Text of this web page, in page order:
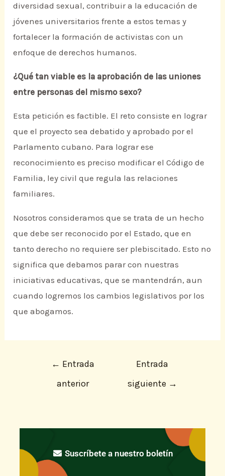
diversidad sexual, contribuir a la educación de
jóvenes universitarios frente a estos temas y
fortalecer la formación de activistas con un
enfoque de derechos humanos.
¿Qué tan viable es la aprobación de las uniones
entre personas del mismo sexo?
Esta petición es factible. El reto consiste en lograr
que el proyecto sea debatido y aprobado por el
Parlamento cubano. Para lograr ese
reconocimiento es preciso modificar el Código de
Familia, ley civil que regula las relaciones
familiares.
Nosotros consideramos que se trata de un hecho
que debe ser reconocido por el Estado, que en
tanto derecho no requiere ser plebiscitado. Esto no
significa que debamos parar con nuestras
iniciativas educativas, que se mantendrán, aun
cuando logremos los cambios legislativos por los
que abogamos.
← Entrada
anterior
Entrada
siguiente →
Suscríbete a nuestro boletín